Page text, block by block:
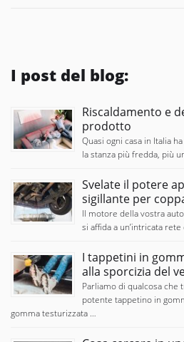
I post del blog:
Riscaldamento e
prodotto
Quasi ogni casa in Italia
la stanza più fredda, più
Svelate il potere
sigillante per
Il motore della vostra
si affida a un’intricata
I tappetini in
alla sporcizia del
Parliamo di qualcosa
potente tappetino in
gomma testurizzata …